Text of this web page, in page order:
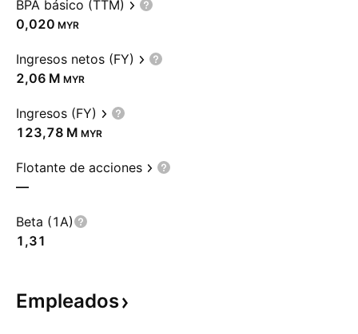
BPA básico (TTM)
0,020 MYR
Ingresos netos (FY)
‪2,06 M‬ MYR
Ingresos (FY)
‪123,78 M‬ MYR
Flotante de acciones
—
Beta (1A)
1,31
Empleados